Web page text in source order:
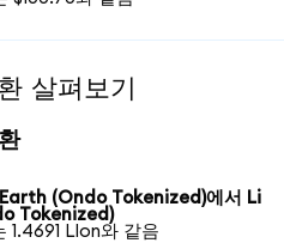
살펴보기
(Ondo Tokenized)에서 Li
Tokenized)
1.4691 LIon와 같음